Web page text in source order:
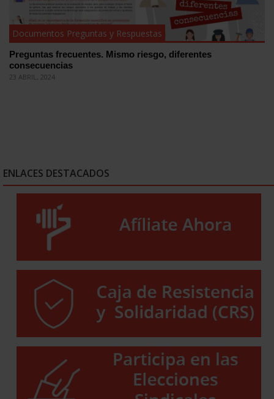
Documentos Preguntas y Respuestas
Preguntas frecuentes. Mismo riesgo, diferentes
consecuencias
23 ABRIL, 2024
ENLACES DESTACADOS